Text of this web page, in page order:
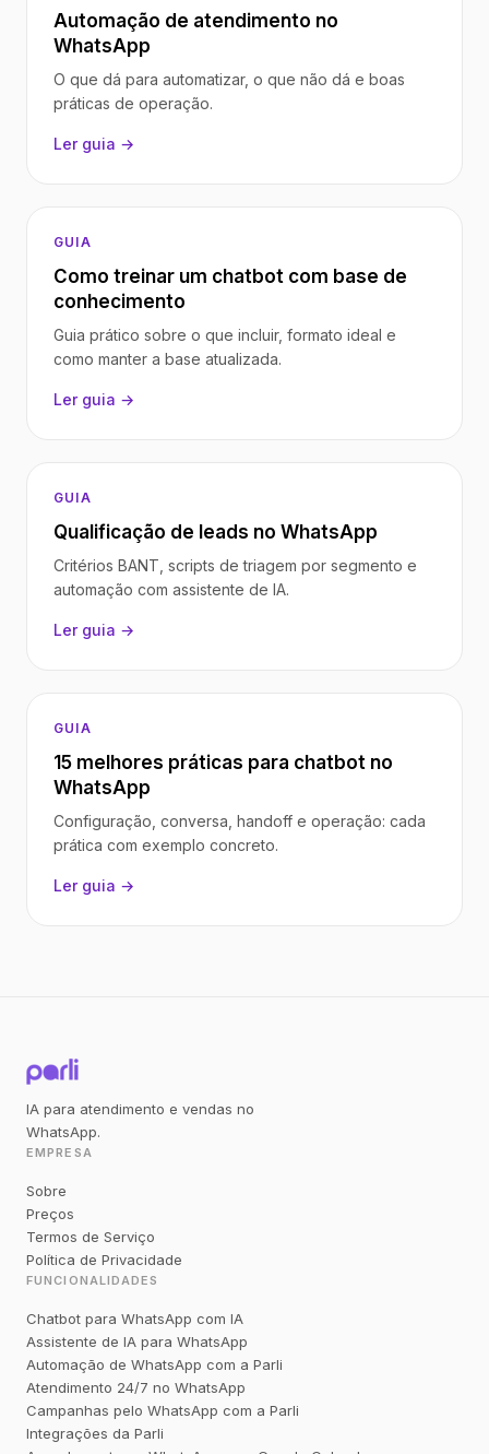
Automação de atendimento no
WhatsApp
O que dá para automatizar, o que não dá e boas
práticas de operação.
Ler guia →
GUIA
Como treinar um chatbot com base de
conhecimento
Guia prático sobre o que incluir, formato ideal e
como manter a base atualizada.
Ler guia →
GUIA
Qualificação de leads no WhatsApp
Critérios BANT, scripts de triagem por segmento e
automação com assistente de IA.
Ler guia →
GUIA
15 melhores práticas para chatbot no
WhatsApp
Configuração, conversa, handoff e operação: cada
prática com exemplo concreto.
Ler guia →
IA para atendimento e vendas no
WhatsApp.
EMPRESA
Sobre
Preços
Termos de Serviço
Política de Privacidade
FUNCIONALIDADES
Chatbot para WhatsApp com IA
Assistente de IA para WhatsApp
Automação de WhatsApp com a Parli
Atendimento 24/7 no WhatsApp
Campanhas pelo WhatsApp com a Parli
Integrações da Parli